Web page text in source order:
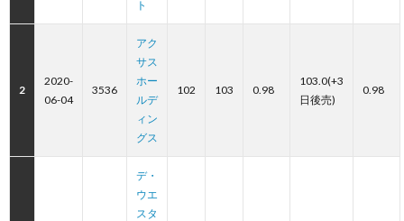
ト
2
2020-
06-04
3536
アク
サス
ホー
ルデ
ィン
グス
102 103 0.98
103.0(+3
日後売)
0.98
デ・
ウエ
スタ